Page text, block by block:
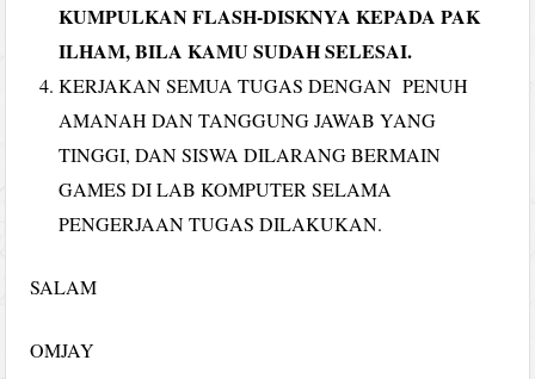
KUMPULKAN FLASH-DISKNYA KEPADA PAK
ILHAM, BILA KAMU SUDAH SELESAI.
KERJAKAN SEMUA TUGAS DENGAN PENUH
AMANAH DAN TANGGUNG JAWAB YANG
TINGGI, DAN SISWA DILARANG BERMAIN
GAMES DI LAB KOMPUTER SELAMA
PENGERJAAN TUGAS DILAKUKAN.
SALAM
OMJAY